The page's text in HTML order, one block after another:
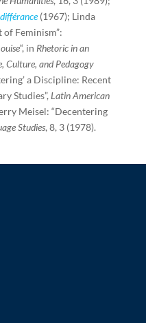
différance(1967); Linda
of Feminism”:
“, in Rhetoric in an
Culture, and Pedagogy
a Discipline: Recent
Studies”, Latin American
Meisel: “Decentering
Studies, 8, 3 (1978).